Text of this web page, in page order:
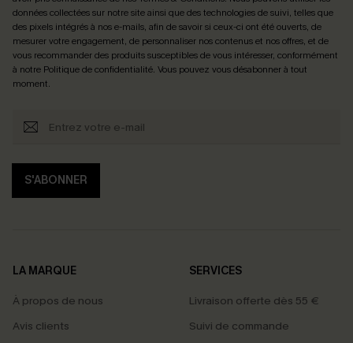
données collectées sur notre site ainsi que des technologies de suivi, telles que
des pixels intégrés à nos e-mails, afin de savoir si ceux-ci ont été ouverts, de
mesurer votre engagement, de personnaliser nos contenus et nos offres, et de
vous recommander des produits susceptibles de vous intéresser, conformément
à notre Politique de confidentialité. Vous pouvez vous désabonner à tout
moment.
S'ABONNER
LA MARQUE
À propos de nous
Avis clients
SERVICES
Livraison offerte dès 55 €
Suivi de commande